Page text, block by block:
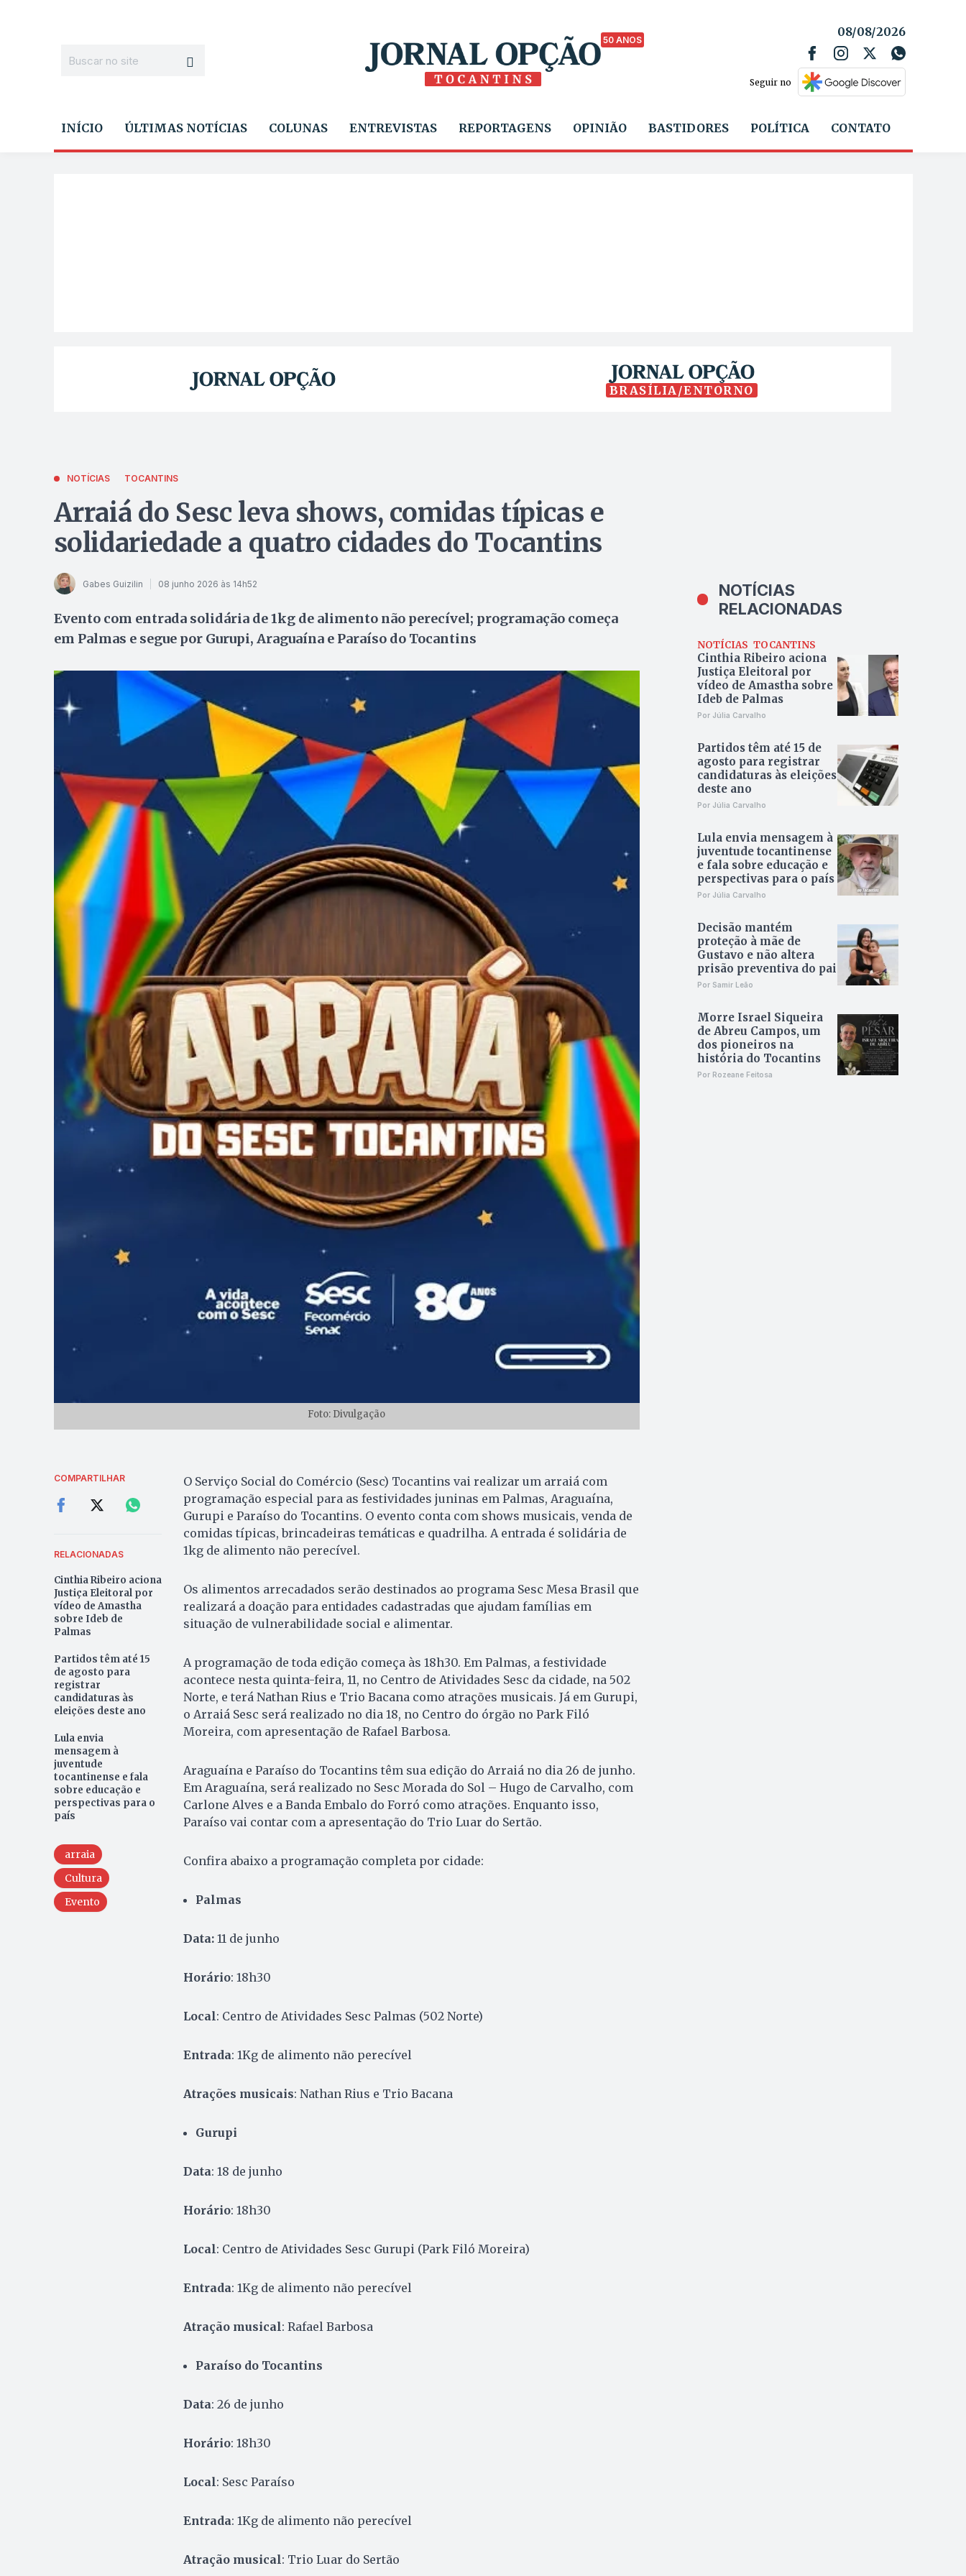
50 ANOS
08/08/2026
Seguir no
INÍCIO ÚLTIMAS NOTÍCIAS COLUNAS ENTREVISTAS REPORTAGENS OPINIÃO BASTIDORES POLÍTICA CONTATO
BRASÍLIA/ENTORNO
NOTÍCIAS TOCANTINS
Arraiá do Sesc leva shows, comidas típicas e
solidariedade a quatro cidades do Tocantins
Gabes Guizilin 08 junho 2026 às 14h52
Evento com entrada solidária de 1kg de alimento não perecível; programação começa
em Palmas e segue por Gurupi, Araguaína e Paraíso do Tocantins
Foto: Divulgação
COMPARTILHAR
RELACIONADAS
Cinthia Ribeiro aciona
Justiça Eleitoral por
vídeo de Amastha
sobre Ideb de
Palmas
Partidos têm até 15
de agosto para
registrar
candidaturas às
eleições deste ano
Lula envia
mensagem à
juventude
tocantinense e fala
sobre educação e
perspectivas para o
país
arraia
Cultura
Evento
O Serviço Social do Comércio (Sesc) Tocantins vai realizar um arraiá com
programação especial para as festividades juninas em Palmas, Araguaína,
Gurupi e Paraíso do Tocantins. O evento conta com shows musicais, venda de
comidas típicas, brincadeiras temáticas e quadrilha. A entrada é solidária de
1kg de alimento não perecível.
Os alimentos arrecadados serão destinados ao programa Sesc Mesa Brasil que
realizará a doação para entidades cadastradas que ajudam famílias em
situação de vulnerabilidade social e alimentar.
A programação de toda edição começa às 18h30. Em Palmas, a festividade
acontece nesta quinta-feira, 11, no Centro de Atividades Sesc da cidade, na 502
Norte, e terá Nathan Rius e Trio Bacana como atrações musicais. Já em Gurupi,
o Arraiá Sesc será realizado no dia 18, no Centro do órgão no Park Filó
Moreira, com apresentação de Rafael Barbosa.
Araguaína e Paraíso do Tocantins têm sua edição do Arraiá no dia 26 de junho.
Em Araguaína, será realizado no Sesc Morada do Sol – Hugo de Carvalho, com
Carlone Alves e a Banda Embalo do Forró como atrações. Enquanto isso,
Paraíso vai contar com a apresentação do Trio Luar do Sertão.
Confira abaixo a programação completa por cidade:
Palmas
Data: 11 de junho
Horário: 18h30
Local: Centro de Atividades Sesc Palmas (502 Norte)
Entrada: 1Kg de alimento não perecível
Atrações musicais: Nathan Rius e Trio Bacana
Gurupi
Data: 18 de junho
Horário: 18h30
Local: Centro de Atividades Sesc Gurupi (Park Filó Moreira)
Entrada: 1Kg de alimento não perecível
Atração musical: Rafael Barbosa
Paraíso do Tocantins
Data: 26 de junho
Horário: 18h30
Local: Sesc Paraíso
Entrada: 1Kg de alimento não perecível
Atração musical: Trio Luar do Sertão
NOTÍCIAS
RELACIONADAS
NOTÍCIAS TOCANTINS
Cinthia Ribeiro aciona
Justiça Eleitoral por
vídeo de Amastha sobre
Ideb de Palmas
Por Júlia Carvalho
Partidos têm até 15 de
agosto para registrar
candidaturas às eleições
deste ano
Por Júlia Carvalho
Lula envia mensagem à
juventude tocantinense
e fala sobre educação e
perspectivas para o país
Por Júlia Carvalho
Decisão mantém
proteção à mãe de
Gustavo e não altera
prisão preventiva do pai
Por Samir Leão
Morre Israel Siqueira
de Abreu Campos, um
dos pioneiros na
história do Tocantins
Por Rozeane Feitosa